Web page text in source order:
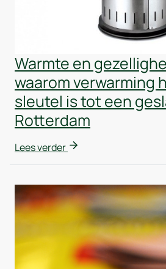
Warmte en
waarom verwarming
sleutel is tot een
Rotterdam
Lees verder